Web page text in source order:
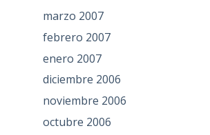
marzo 2007
febrero 2007
enero 2007
diciembre 2006
noviembre 2006
octubre 2006